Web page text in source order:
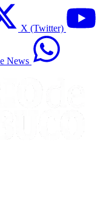
X (Twitter)
News